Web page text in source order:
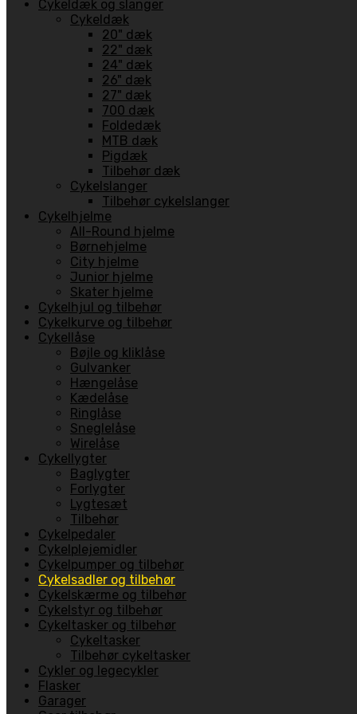
Cykeldæk og slanger
Cykeldæk
20" dæk
22" dæk
24" dæk
26" dæk
27" dæk
700 dæk
Foldedæk
MTB dæk
Pigdæk
Tilbehør dæk
Cykelslanger
Tilbehør cykelslanger
Cykelhjelme
All-Round hjelme
Børnehjelme
City hjelme
Junior hjelme
Skater hjelme
Cykelhjul og tilbehør
Cykelkurve og tilbehør
Cykellåse
Bøjle og kliklåse
Gulvanker
Hængelåse
Kædelåse
Ringlåse
Sneglelåse
Wirelåse
Cykellygter
Baglygter
Forlygter
Lygtesæt
Tilbehør
Cykelpedaler
Cykelplejemidler
Cykelpumper og tilbehør
Cykelsadler og tilbehør
Cykelskærme og tilbehør
Cykelstyr og tilbehør
Cykeltasker og tilbehør
Cykeltasker
Tilbehør cykeltasker
Cykler og legecykler
Flasker
Garager